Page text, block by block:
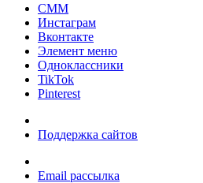
СММ
Инстаграм
Вконтакте
Элемент меню
Одноклассники
TikTok
Pinterest
Поддержка сайтов
Email рассылка